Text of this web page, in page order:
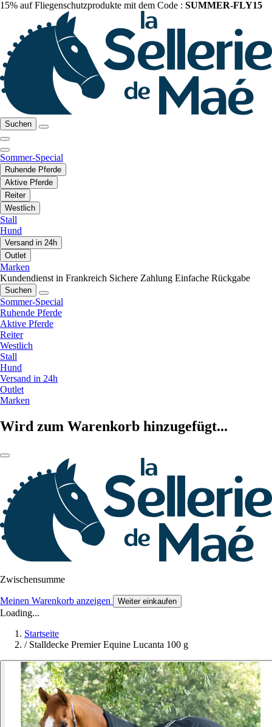
15% auf Fliegenschutzprodukte mit dem Code : SUMMER-FLY15
Suchen
Sommer-Special
Ruhende Pferde
Aktive Pferde
Reiter
Westlich
Stall
Hund
Versand in 24h
Outlet
Marken
Kundendienst in Frankreich Sichere Zahlung Einfache Rückgabe
Suchen
Sommer-Special
Ruhende Pferde
Aktive Pferde
Reiter
Westlich
Stall
Hund
Versand in 24h
Outlet
Marken
Wird zum Warenkorb hinzugefügt...
Zwischensumme
Meinen Warenkorb anzeigen Weiter einkaufen
Loading...
Startseite
/ Stalldecke Premier Equine Lucanta 100 g